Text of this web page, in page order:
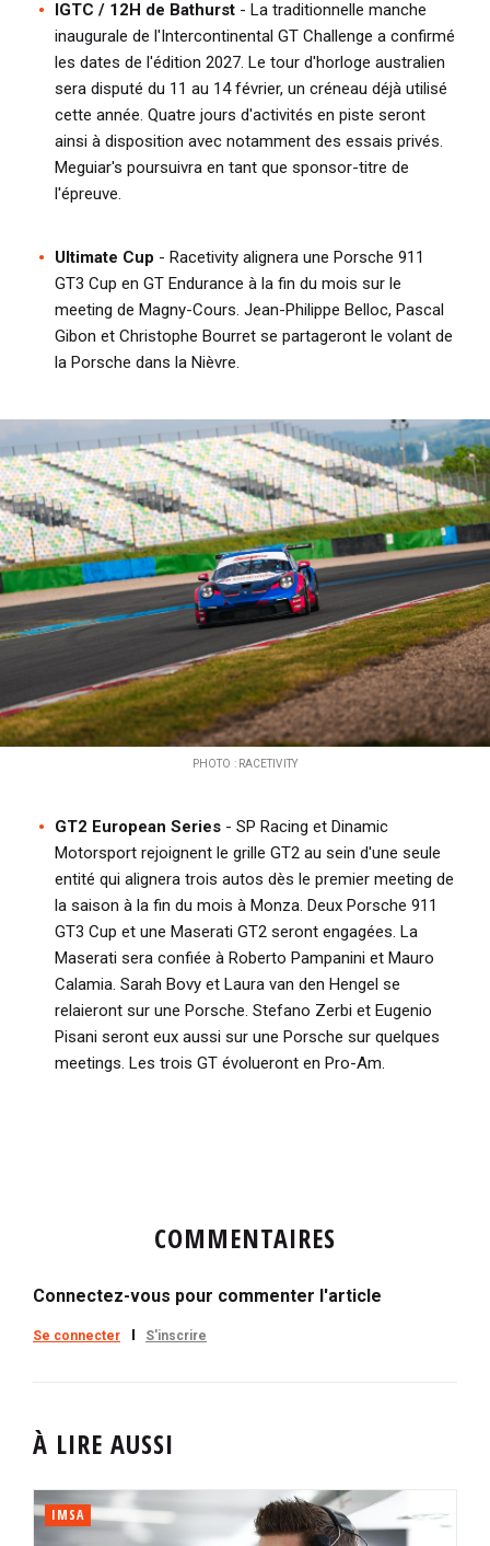
IGTC / 12H de Bathurst - La traditionnelle manche
inaugurale de l'Intercontinental GT Challenge a confirmé
les dates de l'édition 2027. Le tour d'horloge australien
sera disputé du 11 au 14 février, un créneau déjà utilisé
cette année. Quatre jours d'activités en piste seront
ainsi à disposition avec notamment des essais privés.
Meguiar's poursuivra en tant que sponsor-titre de
l'épreuve.
Ultimate Cup - Racetivity alignera une Porsche 911
GT3 Cup en GT Endurance à la fin du mois sur le
meeting de Magny-Cours. Jean-Philippe Belloc, Pascal
Gibon et Christophe Bourret se partageront le volant de
la Porsche dans la Nièvre.
PHOTO : RACETIVITY
GT2 European Series - SP Racing et Dinamic
Motorsport rejoignent le grille GT2 au sein d'une seule
entité qui alignera trois autos dès le premier meeting de
la saison à la fin du mois à Monza. Deux Porsche 911
GT3 Cup et une Maserati GT2 seront engagées. La
Maserati sera confiée à Roberto Pampanini et Mauro
Calamia. Sarah Bovy et Laura van den Hengel se
relaieront sur une Porsche. Stefano Zerbi et Eugenio
Pisani seront eux aussi sur une Porsche sur quelques
meetings. Les trois GT évolueront en Pro-Am.
COMMENTAIRES
Connectez-vous pour commenter l'article
Se connecter S'inscrire
À LIRE AUSSI
IMSA